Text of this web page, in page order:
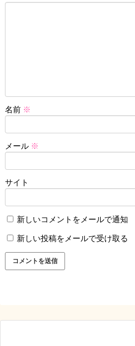
名前 ※
メール ※
サイト
新しいコメントをメールで通知
新しい投稿をメールで受け取る